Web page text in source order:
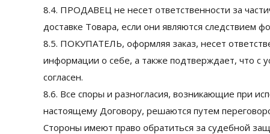
8.4. ПРОДАВЕЦ не несет ответственности за
доставке Товара, если они являются следствием
8.5. ПОКУПАТЕЛЬ, оформляя заказ, несет
информации о себе, а также подтверждает, что с
согласен.
8.6. Все споры и разногласия, возникающие при
настоящему Договору, решаются путем
Стороны имеют право обратиться за судебной